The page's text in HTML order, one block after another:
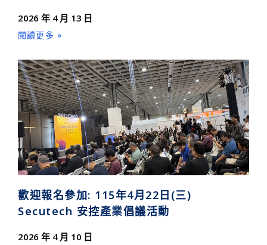
2026 年 4 月 13 日
閱讀更多 »
歡迎報名參加: 115年4月22日(三)
Secutech 安控產業倡議活動
2026 年 4 月 10 日